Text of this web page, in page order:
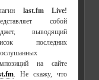
last.fm Live!
собой
выводящий
последних
на сайте
. Не скажу, что